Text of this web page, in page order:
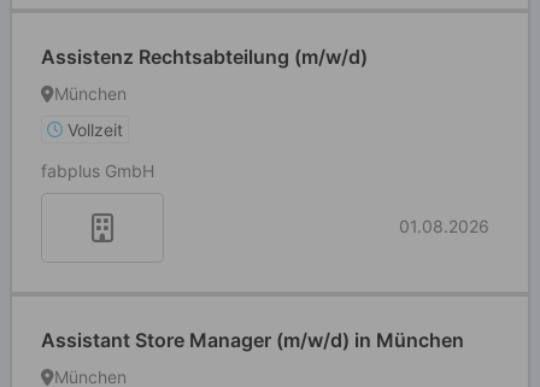
Assistenz Rechtsabteilung (m/w/d)
München
Vollzeit
fabplus GmbH
01.08.2026
Assistant Store Manager (m/w/d) in München
München